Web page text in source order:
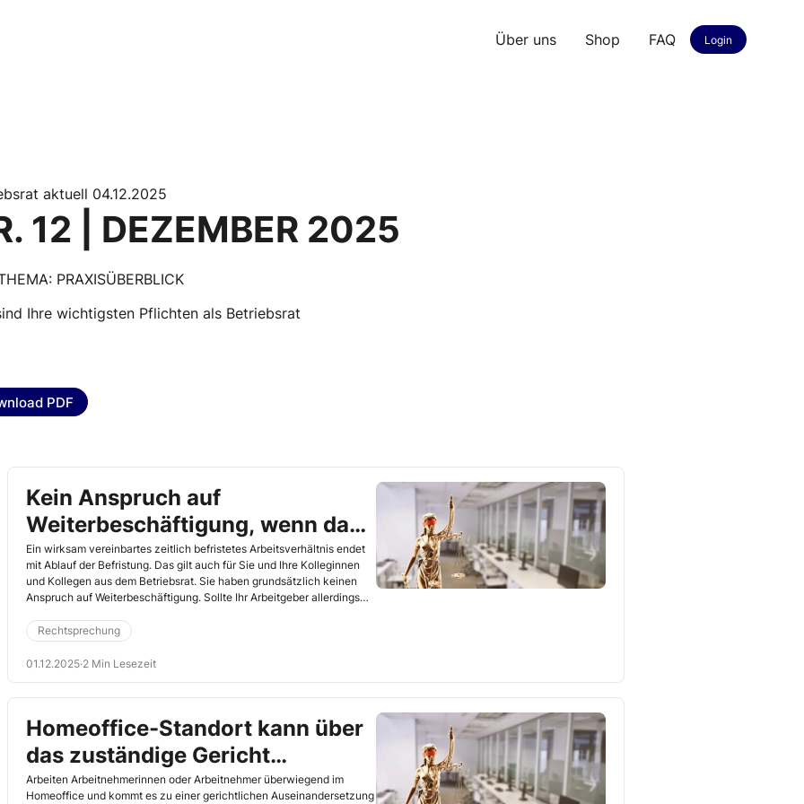
Über uns Shop FAQ Login
aktuell 04.12.2025
12 | DEZEMBER 2025
PRAXISÜBERBLICK
Ihre wichtigsten Pflichten als Betriebsrat
PDF
Kein Anspruch auf
Weiterbeschäftigung, wenn das
Arbeitsverhältnis endet
Ein wirksam vereinbartes zeitlich befristetes Arbeitsverhältnis endet
mit Ablauf der Befristung. Das gilt auch für Sie und Ihre Kolleginnen
und Kollegen aus dem Betriebsrat. Sie haben grundsätzlich keinen
Anspruch auf Weiterbeschäftigung. Sollte Ihr Arbeitgeber allerdings
indem er ihm/ihr wegen des Betriebsratsmandats keinen Folgevertrag
anbietet, hat der/die Betroffene Anspruch auf Abschluss des
entsprechenden Folgevertrags (Bundesarbeitsgericht, 18.6.2025, Az.
Rechtsprechung
01.12.2025·2 Min Lesezeit
Homeoffice-Standort kann über
das zuständige Gericht
entscheiden
Arbeiten Arbeitnehmerinnen oder Arbeitnehmer überwiegend im
Homeoffice und kommt es zu einer gerichtlichen Auseinandersetzung